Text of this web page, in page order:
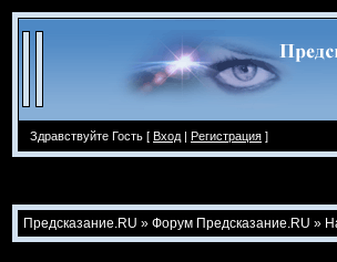
Здравствуйте Гость [ Вход | Регистрация ]
Предсказание.RU » Форум Предсказание.RU »